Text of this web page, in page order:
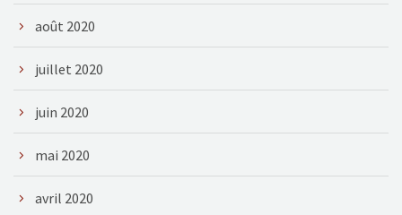
août 2020
juillet 2020
juin 2020
mai 2020
avril 2020